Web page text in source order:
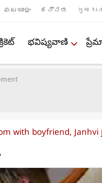
മലയാളം ಕನ್ನಡ
భవిష్యవాణి
with boyfriend, Janhvi